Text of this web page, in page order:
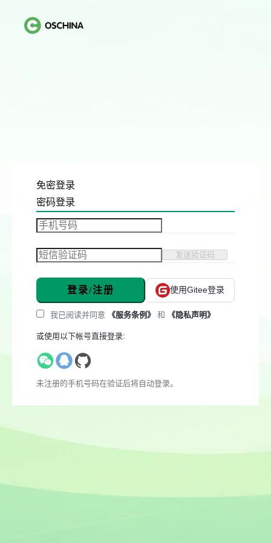
免密登录
密码登录
发送验证码
登录/注册 使用Gitee登录
我已阅读并同意 《服务条例》 和 《隐私声明》
或使用以下帐号直接登录:
未注册的手机号码在验证后将自动登录。